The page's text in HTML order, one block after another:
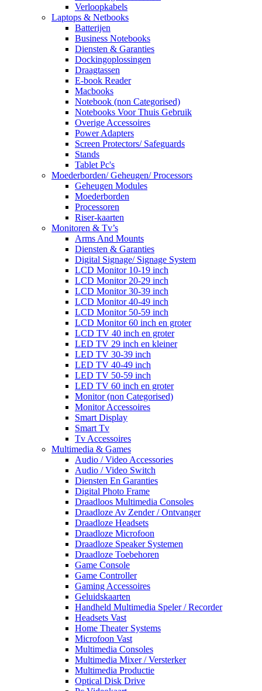
Verloopkabels
Laptops & Netbooks
Batterijen
Business Notebooks
Diensten & Garanties
Dockingoplossingen
Draagtassen
E-book Reader
Macbooks
Notebook (non Categorised)
Notebooks Voor Thuis Gebruik
Overige Accessoires
Power Adapters
Screen Protectors/ Safeguards
Stands
Tablet Pc's
Moederborden/ Geheugen/ Processors
Geheugen Modules
Moederborden
Processoren
Riser-kaarten
Monitoren & Tv’s
Arms And Mounts
Diensten & Garanties
Digital Signage/ Signage System
LCD Monitor 10-19 inch
LCD Monitor 20-29 inch
LCD Monitor 30-39 inch
LCD Monitor 40-49 inch
LCD Monitor 50-59 inch
LCD Monitor 60 inch en groter
LCD TV 40 inch en groter
LED TV 29 inch en kleiner
LED TV 30-39 inch
LED TV 40-49 inch
LED TV 50-59 inch
LED TV 60 inch en groter
Monitor (non Categorised)
Monitor Accessoires
Smart Display
Smart Tv
Tv Accessoires
Multimedia & Games
Audio / Video Accessories
Audio / Video Switch
Diensten En Garanties
Digital Photo Frame
Draadloos Multimedia Consoles
Draadloze Av Zender / Ontvanger
Draadloze Headsets
Draadloze Microfoon
Draadloze Speaker Systemen
Draadloze Toebehoren
Game Console
Game Controller
Gaming Accessoires
Geluidskaarten
Handheld Multimedia Speler / Recorder
Headsets Vast
Home Theater Systems
Microfoon Vast
Multimedia Consoles
Multimedia Mixer / Versterker
Multimedia Productie
Optical Disk Drive